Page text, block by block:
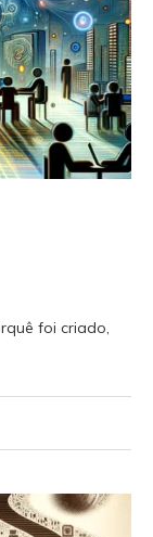
foi criado,